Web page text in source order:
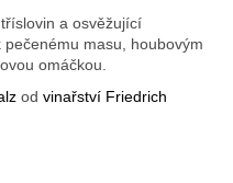
a osvěžující
masu, houbovým
omáčkou.
od vinařství Friedrich